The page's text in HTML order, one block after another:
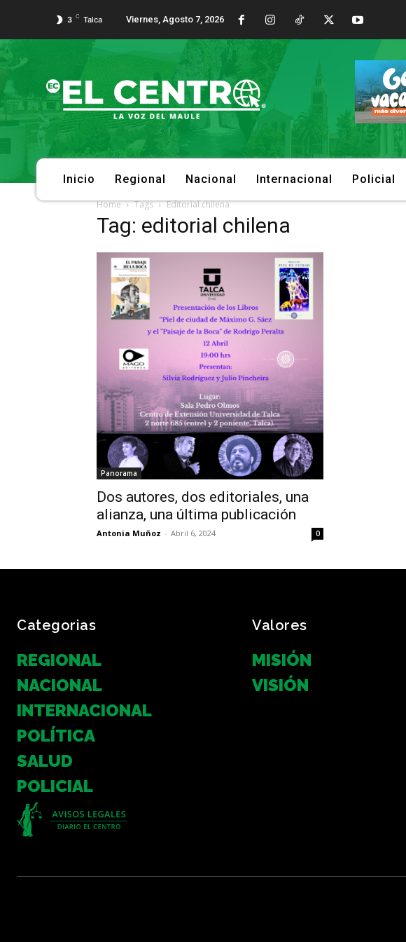
3 C Talca Viernes, Agosto 7, 2026
Inicio Regional Nacional Internacional Policial
Home Tags Editorial chilena
Tag: editorial chilena
Panorama
Dos autores, dos editoriales, una
alianza, una última publicación
Antonia Muñoz - Abril 6, 2024 0
Categorias
REGIONAL
NACIONAL
INTERNACIONAL
POLÍTICA
SALUD
POLICIAL
Valores
MISIÓN
VISIÓN